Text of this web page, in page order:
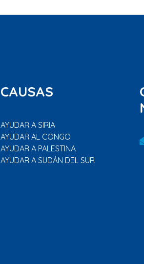
CAUSAS
AYUDAR A SIRIA
AYUDAR AL CONGO
AYUDAR A PALESTINA
AYUDAR A SUDÁN DEL SUR